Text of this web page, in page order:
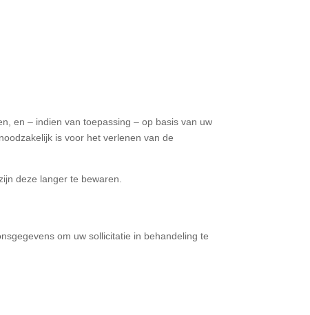
en – indien van toepassing – op basis van uw
is voor het verlenen van de
deze langer te bewaren.
om uw sollicitatie in behandeling te